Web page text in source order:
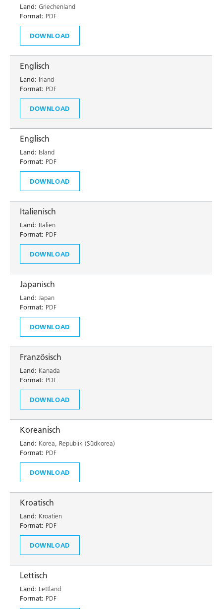
Land: Griechenland
Format: PDF
DOWNLOAD
Englisch
Land: Irland
Format: PDF
DOWNLOAD
Englisch
Land: Island
Format: PDF
DOWNLOAD
Italienisch
Land: Italien
Format: PDF
DOWNLOAD
Japanisch
Land: Japan
Format: PDF
DOWNLOAD
Französisch
Land: Kanada
Format: PDF
DOWNLOAD
Koreanisch
Land: Korea, Republik (Südkorea)
Format: PDF
DOWNLOAD
Kroatisch
Land: Kroatien
Format: PDF
DOWNLOAD
Lettisch
Land: Lettland
Format: PDF